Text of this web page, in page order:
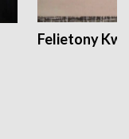
Felietony